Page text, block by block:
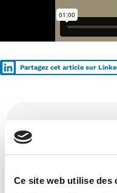
Ce site web utilise des
Partagez cet article sur
Ces articles
intéresser :